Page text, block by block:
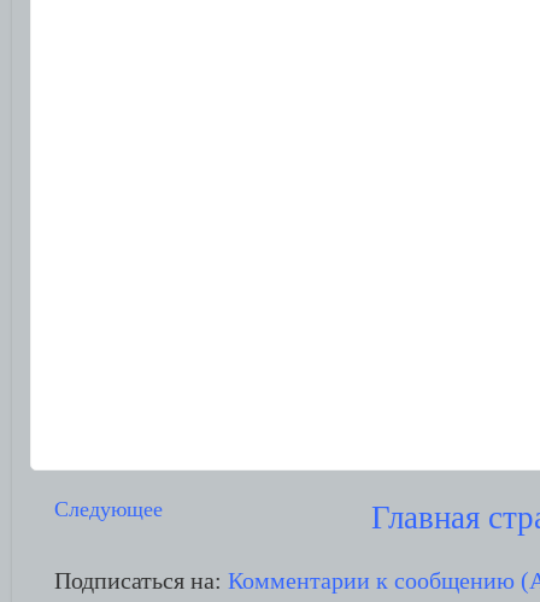
Следующее Главная
Подписаться на: Комментарии к сообщению